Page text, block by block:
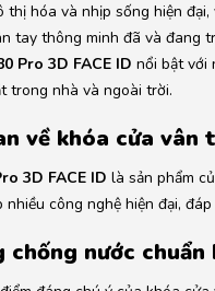
thị hóa và nhịp sống hiện
tay thông minh đã và đang
Pro 3D FACE ID nổi bật với
trong nhà và ngoài trời.
về khóa cửa vân
3D FACE ID là sản phẩm
công nghệ hiện đại,
chống nước chuẩn